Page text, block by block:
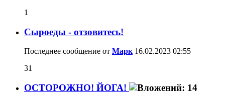
1
Сыроеды - отзовитесь!
Последнее сообщение от Марк16.02.2023 02:55
31
ОСТОРОЖНО! ЙОГА!